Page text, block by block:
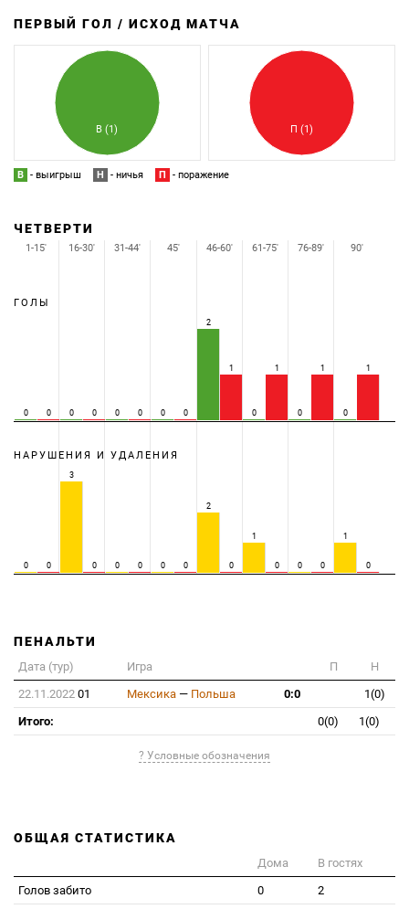
ПЕРВЫЙ ГОЛ / ИСХОД МАТЧА
В (1) П (1)
В - выигрыш Н - ничья П - поражение
ЧЕТВЕРТИ
ГОЛЫ
0 0 0 0 0 0 0 0
2
1
0
1
0
1
0
1
НАРУШЕНИЯ И УДАЛЕНИЯ
0 0
3
0 0 0 0 0
2
0
1
0 0 0
1
0
1-15' 16-30' 31-44' 45' 46-60' 61-75' 76-89' 90'
ПЕНАЛЬТИ
Дата (тур) Игра П
Н
22.11.2022 01 Мексика — Польша 0:0
1(0)
Итого:
0(0) 1(0)
? Условные обозначения
ОБЩАЯ СТАТИСТИКА
Дома
В гостях
Голов забито
0
2